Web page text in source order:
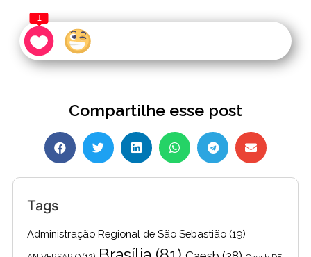
1
Compartilhe esse post
Tags
Administração Regional de São Sebastião (19)